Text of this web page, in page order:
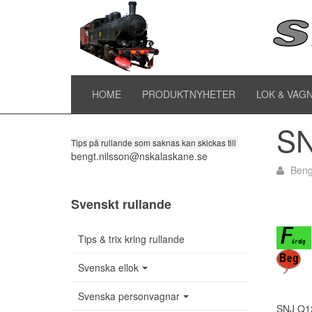
HOME PRODUKTNYHETER LOK &
SNJ
Tipsa om rullande
Tips på rullande som saknas kan skickas till
bengt.nilsson@nskalaskane.se
Svenskt rullande
Tips & trix kring rullande
Svenska ellok
Svenska personvagnar